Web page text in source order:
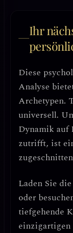
Ihr
Diese
Analyse
Archetypen.
universell.
Dynamik auf
zutrifft, ist
Laden Sie die
oder
tiefgehende
einzigartigen